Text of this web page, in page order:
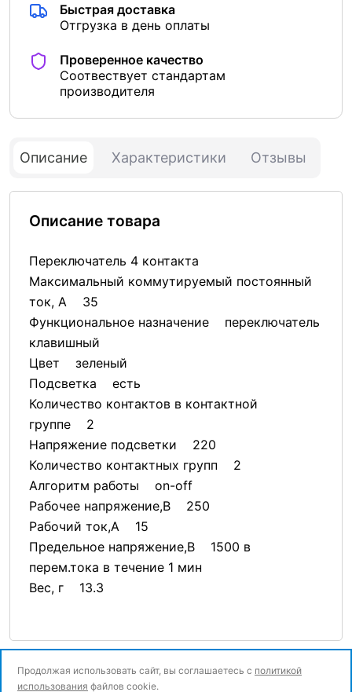
Быстрая доставка
Отгрузка в день оплаты
Проверенное качество
Соотвествует стандартам
производителя
Описание Характеристики Отзывы
Описание товара
Переключатель 4 контакта
Максимальный коммутируемый постоянный
ток, А 35
Функциональное назначение переключатель
клавишный
Цвет зеленый
Подсветка есть
Количество контактов в контактной
группе 2
Напряжение подсветки 220
Количество контактных групп 2
Алгоритм работы on-off
Рабочее напряжение,В 250
Рабочий ток,А 15
Предельное напряжение,В 1500 в
перем.тока в течение 1 мин
Вес, г 13.3
Продолжая использовать сайт, вы соглашаетесь с политикой
использования файлов cookie.